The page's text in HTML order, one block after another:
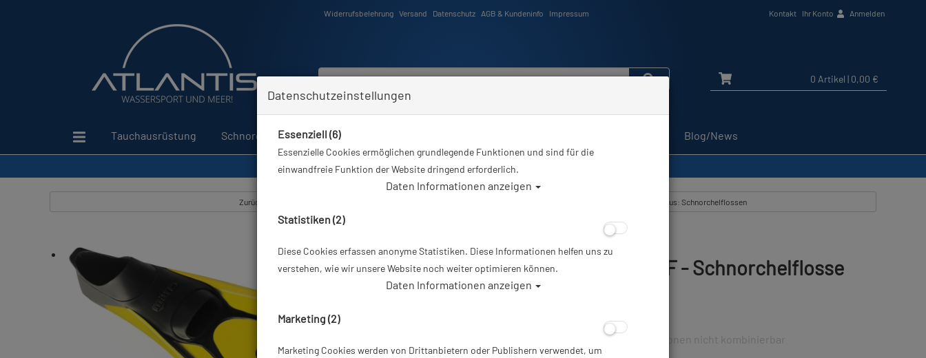
Widerrufsbelehrung Versand Datenschutz AGB & Kundeninfo Impressum Kontakt Ihr Konto Anmelden
0 Artikel | 0,00 €
Tauchausrüstung Schnorcheln Schwimmen Blog/News
Sie sind hier Tauchausrüstung Mares Superchannel FF - Schnorchelflosse
Zurück Alle Artikel zeigen aus: Schnorchelflossen
Mares Superchannel FF - Schnorchelflosse
Artikelnr.: mar-410317master
Dieser Artikel ist mit anderen Rabattaktionen nicht kombinierbar
Datenschutzeinstellungen
Essenziell (6)
Essenzielle Cookies ermöglichen grundlegende Funktionen und sind für die
einwandfreie Funktion der Website dringend erforderlich.
Daten Informationen anzeigen
Statistiken (2)
Diese Cookies erfassen anonyme Statistiken. Diese Informationen helfen uns zu
verstehen, wie wir unsere Website noch weiter optimieren können.
Daten Informationen anzeigen
Marketing (2)
Marketing Cookies werden von Drittanbietern oder Publishern verwendet, um